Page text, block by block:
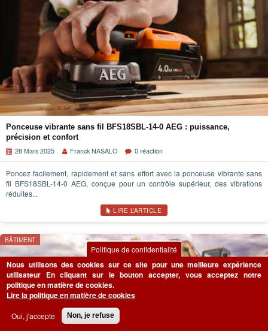
Ponceuse vibrante sans fil BFS18SBL-14-0 AEG : puissance,
précision et confort
28 Mars 2025
Franck NASALO 0 réaction
Poncez facilement, rapidement et sans effort avec la ponceuse vibrante sans
fil BFS18SBL-14-0 AEG, conçue pour un contrôle supérieur, des vibrations
réduites...
LIRE L’ARTICLE
BÂTIMENT
Politique de confidentialité
Nous utilisons des cookies sur ce site pour une meilleure expérience
utilisateur En cliquant sur le bouton accepter, vous acceptez notre
politique en matière de cookies.
Lire la politique en matière de cookies
Oui, j'accepte Non, je refuse